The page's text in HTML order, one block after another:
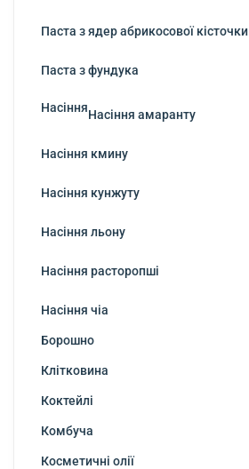
Паста з ядер абрикосової кісточки
Паста з фундука
НасінняНасіння амаранту
Насіння кмину
Насіння кунжуту
Насіння льону
Насіння расторопші
Насіння чіа
Борошно
Клітковина
Коктейлі
Комбуча
Косметичні олії